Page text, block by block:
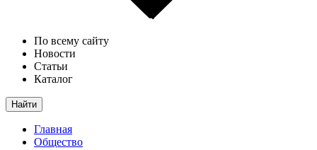
По всему сайту
Новости
Статьи
Каталог
Найти
Главная
Общество